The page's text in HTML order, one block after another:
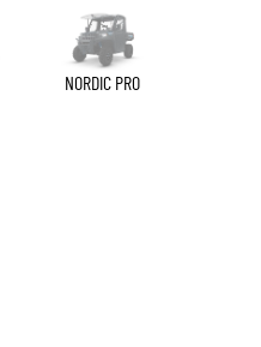
NORDIC PRO